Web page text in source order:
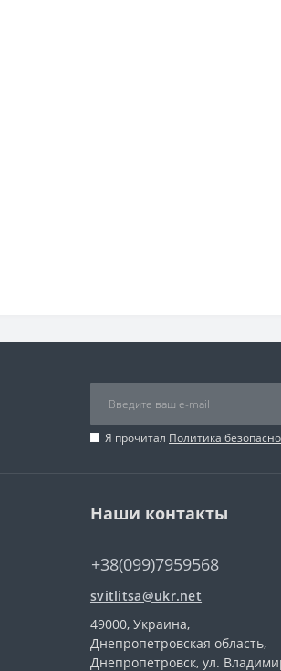
Я прочитал Политика
Наши контакты
+38(099)7959568
svitlitsa@ukr.net
49000, Украина,
Днепропетровская область,
Днепропетровск, ул.